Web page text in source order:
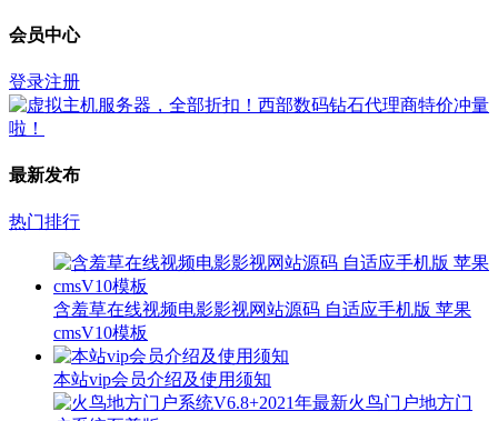
会员中心
登录注册
最新发布
热门排行
含羞草在线视频电影影视网站源码 自适应手机版 苹果
cmsV10模板
本站vip会员介绍及使用须知